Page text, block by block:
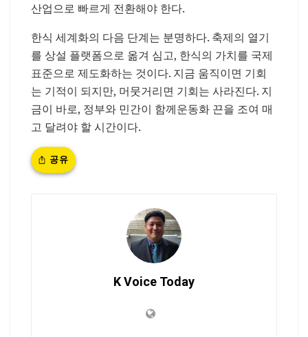
산업으로 빠르게 전환해야 한다.
한식 세계화의 다음 단계는 분명하다. 축제의 열기
를 상설 플랫폼으로 옮겨 심고, 한식의 가치를 국제
표준으로 제도화하는 것이다. 지금 움직이면 기회
는 기적이 되지만, 머뭇거리면 기회는 사라진다. 지
금이 바로, 정부와 민간이 함께운동화 끈을 조여 매
고 달려야 할시간이다.
공유
K Voice Today